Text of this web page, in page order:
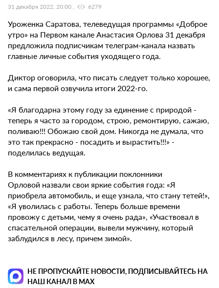
31 декабря 2022, 20:00 6279
Уроженка Саратова, телеведущая программы «Доброе
утро» на Первом канале Анастасия Орлова 31 декабря
предложила подписчикам телеграм-канала назвать
главные личные события уходящего года.
Диктор оговорила, что писать следует только хорошее,
и сама первой озвучила итоги 2022-го.
«Я благодарна этому году за единение с природой -
теперь я часто за городом, строю, ремонтирую, сажаю,
поливаю!!! Обожаю свой дом. Никогда не думала, что
это так прекрасно - посадить и вырастить!!!» -
поделилась ведущая.
В комментариях к публикации поклонники
Орловой назвали свои яркие события года: «Я
приобрела автомобиль, и еще узнала, что стану тетей!»,
«Я уволилась с работы. Теперь больше времени
провожу с детьми, чему я очень рада», «Участвовал в
спасательной операции, вывели мужчину, который
заблудился в лесу, причем зимой».
НЕ ПРОПУСКАЙТЕ НОВОСТИ, ПОДПИСЫВАЙТЕСЬ НА
НАШ КАНАЛ В MAX